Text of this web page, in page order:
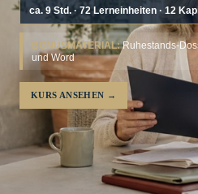
ca. 9 Std. · 72 Lerneinheiten · 12
BONUSMATERIAL:Ruhestands-
und Word
KURS ANSEHEN →